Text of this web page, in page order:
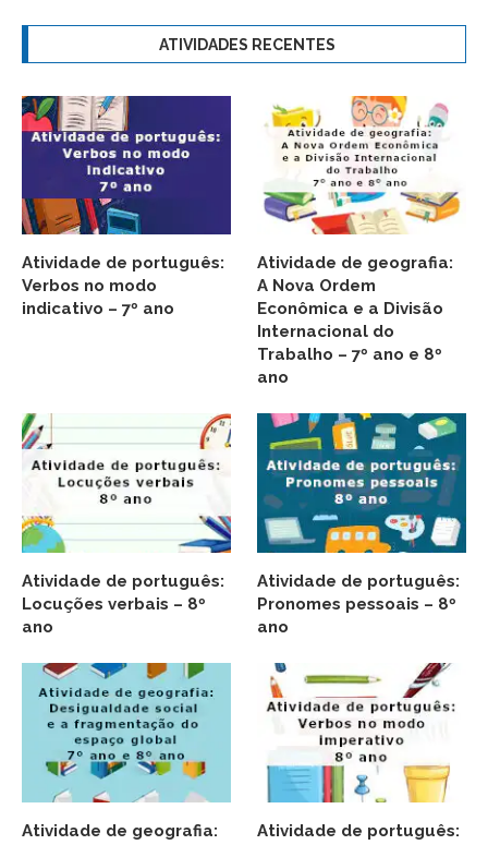
ATIVIDADES RECENTES
Atividade de português:
Verbos no modo
indicativo – 7º ano
Atividade de geografia:
A Nova Ordem
Econômica e a Divisão
Internacional do
Trabalho – 7º ano e 8º
ano
Atividade de português:
Locuções verbais – 8º
ano
Atividade de português:
Pronomes pessoais – 8º
ano
Atividade de geografia:
Atividade de português: